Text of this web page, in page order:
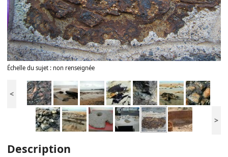
Échelle du sujet : non renseignée
<
>
Description